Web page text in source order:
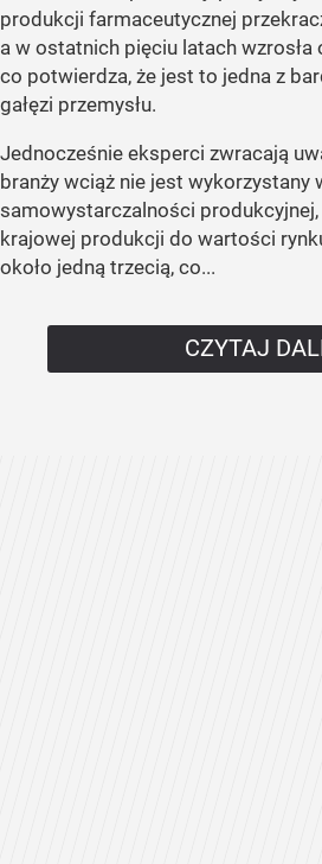
produkcji farmaceutycznej
a w ostatnich pięciu latach wzrosła
co potwierdza, że jest to jedna z
gałęzi przemysłu.
Jednocześnie eksperci zwracają
branży wciąż nie jest wykorzystany
samowystarczalności
krajowej produkcji do wartości
około jedną trzecią, co...
CZYTAJ